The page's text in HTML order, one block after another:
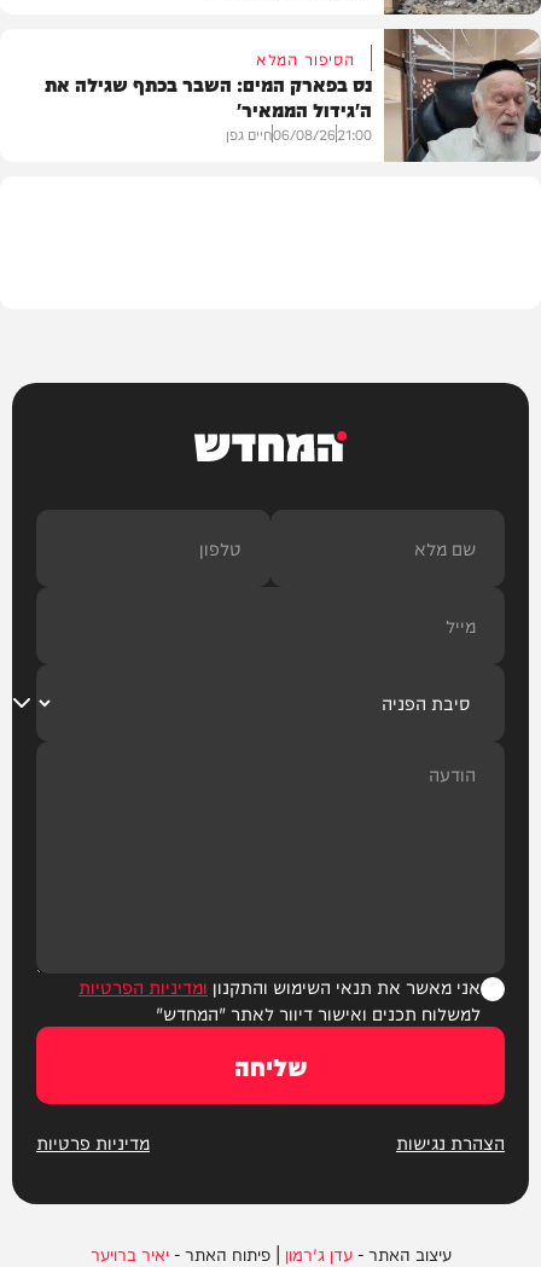
צבא וביטחון
הסיפור המלא
נס בפארק המים: השבר בכתף שגילה את
ה'גידול הממאיר'
21:00
06/08/26חיים גפן
המחדש
אני מאשר את תנאי השימוש והתקנון ומדיניות הפרטיות
למשלוח תכנים ואישור דיוור לאתר "המחדש"
שליחה
הצהרת נגישות מדיניות פרטיות
עיצוב האתר -עדן ג'רמון | פיתוח האתר -יאיר ברויער